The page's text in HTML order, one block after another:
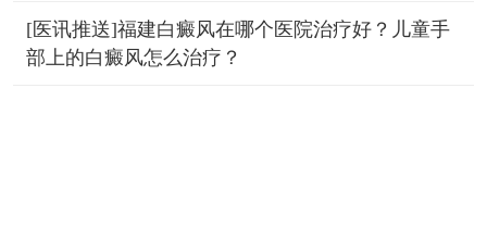
[医讯推送]福建白癜风在哪个医院治疗好？儿童手
部上的白癜风怎么治疗？